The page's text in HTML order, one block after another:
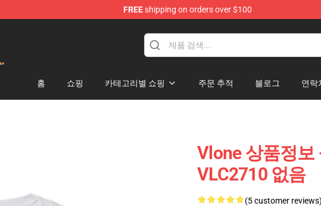
FREEshipping on orders over $100
홈 쇼핑 카테고리별 쇼핑 주문 추적 블로그 연락
Vlone 상품정보
VLC2710 없음
(5 customer reviews)